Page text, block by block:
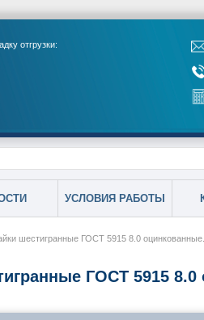
отгрузки:
УСЛОВИЯ РАБОТЫ
шестигранные ГОСТ 5915 8.0 оцинкованные.
ГОСТ 5915